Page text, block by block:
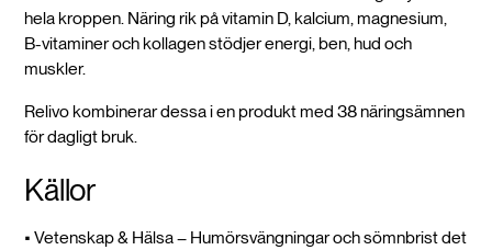
hela kroppen. Näring rik på vitamin D, kalcium, magnesium,
B-vitaminer och kollagen stödjer energi, ben, hud och
muskler.
Relivo kombinerar dessa i en produkt med 38 näringsämnen
för dagligt bruk.
Källor
• Vetenskap & Hälsa – Humörsvängningar och sömnbrist det